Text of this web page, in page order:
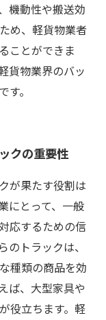
機動性や搬送効
め、軽貨物業者
ことができま
貨物業界のバッ
。
クの重要性
が果たす役割は
にとって、一般
応するための信
のトラックは、
種類の商品を効
ば、大型家具や
役立ちます。軽